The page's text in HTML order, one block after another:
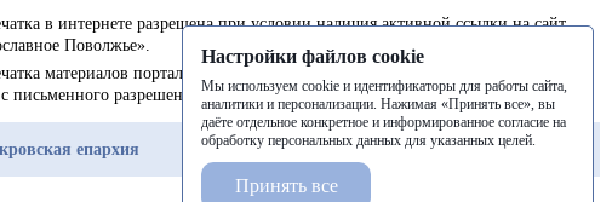
в интернете разрешена при условии наличия активной ссылки на сайт
Поволжье».
материалов портала в печатных изданиях (книгах, прессе) возможна
с письменного разрешения редакции.
епархия Балашовская епархия Балаковская епархия
Настройки файлов cookie
Мы используем cookie и идентификаторы для работы сайта,
аналитики и персонализации. Нажимая «Принять все», вы
даёте отдельное конкретное и информированное согласие на
обработку персональных данных для указанных целей.
Принять все